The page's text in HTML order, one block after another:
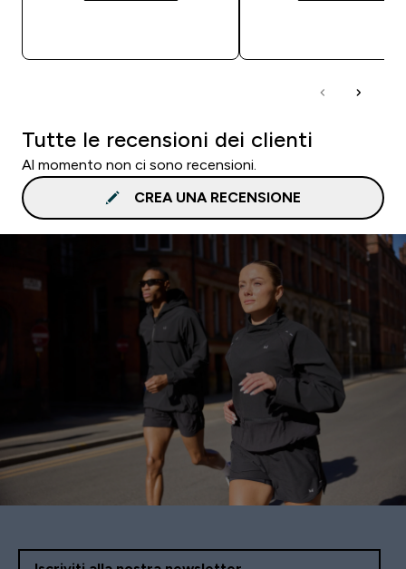
Tutte le recensioni dei clienti
Al momento non ci sono recensioni.
CREA UNA RECENSIONE